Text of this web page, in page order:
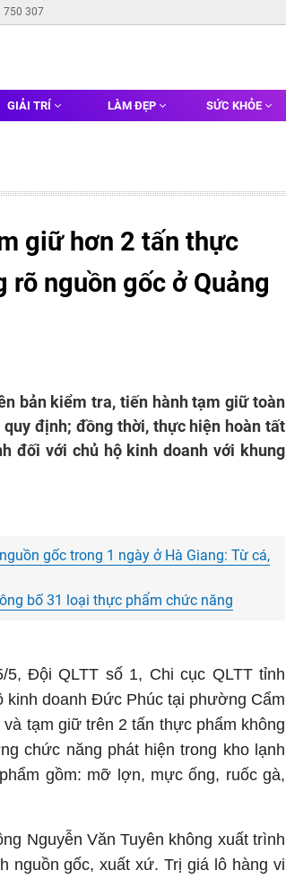
750 307
GIẢI TRÍ LÀM ĐẸP SỨC KHỎE
giữ hơn 2 tấn thực
rõ nguồn gốc ở Quảng
bản kiểm tra, tiến hành tạm giữ toàn
định; đồng thời, thực hiện hoàn tất
đối với chủ hộ kinh doanh với khung
gốc trong 1 ngày ở Hà Giang: Từ cá,
bố 31 loại thực phẩm chức năng
5, Đội QLTT số 1, Chi cục QLTT tỉnh
kinh doanh Đức Phúc tại phường Cẩm
tạm giữ trên 2 tấn thực phẩm không
chức năng phát hiện trong kho lạnh
gồm: mỡ lợn, mực ống, ruốc gà,
Nguyễn Văn Tuyên không xuất trình
gốc, xuất xứ. Trị giá lô hàng vi